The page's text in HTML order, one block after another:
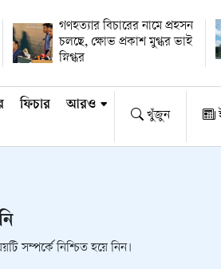
গণহত্যার বিচারের নামে প্রহসন
চলছে, ক্ষোভ প্রকাশ মুগ্ধর ভাই
স্নিগ্ধর
ফিচার আরও
খুঁজুন
সম্পর্কে নিশ্চিত হয়ে নিন।